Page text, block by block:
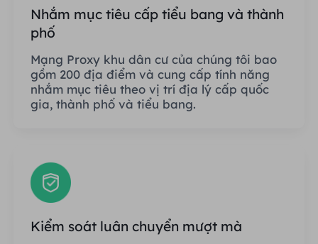
Nhắm mục tiêu cấp tiểu bang và thành
phố
Mạng Proxy khu dân cư của chúng tôi bao
gồm 200 địa điểm và cung cấp tính năng
nhắm mục tiêu theo vị trí địa lý cấp quốc
gia, thành phố và tiểu bang.
Kiểm soát luân chuyển mượt mà